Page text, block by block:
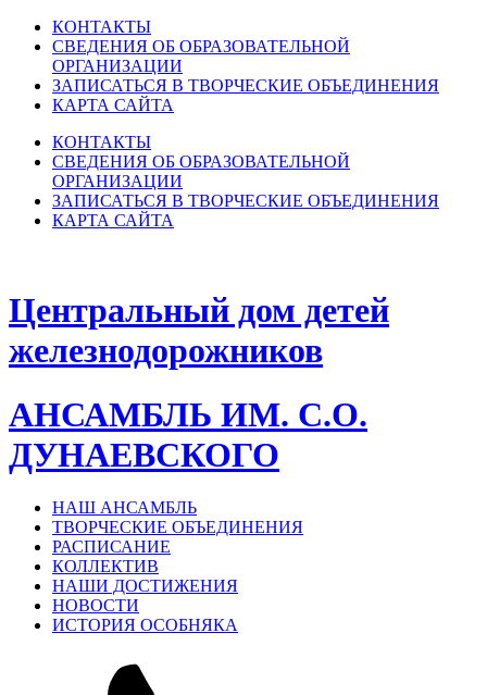
КОНТАКТЫ
СВЕДЕНИЯ ОБ ОБРАЗОВАТЕЛЬНОЙ
ОРГАНИЗАЦИИ
ЗАПИСАТЬСЯ В ТВОРЧЕСКИЕ ОБЪЕДИНЕНИЯ
КАРТА САЙТА
КОНТАКТЫ
СВЕДЕНИЯ ОБ ОБРАЗОВАТЕЛЬНОЙ
ОРГАНИЗАЦИИ
ЗАПИСАТЬСЯ В ТВОРЧЕСКИЕ ОБЪЕДИНЕНИЯ
КАРТА САЙТА
Центральный дом детей
железнодорожников
АНСАМБЛЬ ИМ. С.О.
ДУНАЕВСКОГО
НАШ АНСАМБЛЬ
ТВОРЧЕСКИЕ ОБЪЕДИНЕНИЯ
РАСПИСАНИЕ
КОЛЛЕКТИВ
НАШИ ДОСТИЖЕНИЯ
НОВОСТИ
ИСТОРИЯ ОСОБНЯКА